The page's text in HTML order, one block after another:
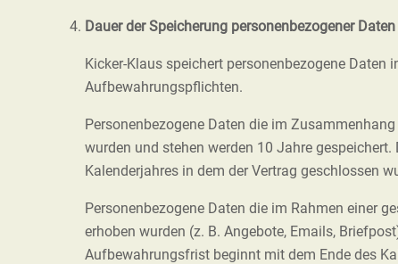
Dauer der Speicherung personenbezogener Daten
Kicker-Klaus speichert personenbezogene Daten
Aufbewahrungspflichten.
Personenbezogene Daten die im
wurden und stehen werden 10 Jahre
Kalenderjahres in dem der Vertrag geschlossen
Personenbezogene Daten die im Rahmen einer
erhoben wurden (z. B. Angebote, Emails,
Aufbewahrungsfrist beginnt mit dem Ende des